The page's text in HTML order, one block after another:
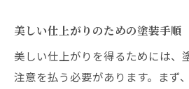
塗装に必要な道具とその
初心者が成功するため
プロ仕様の塗装を初心
美しい仕上がりのための塗装手順
美しい仕上がりを得るためには、
注意を払う必要があります。まず